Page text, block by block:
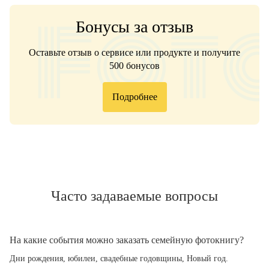
Бонусы за отзыв
Оставьте отзыв о сервисе или продукте и получите
500 бонусов
Подробнее
Часто задаваемые вопросы
На какие события можно заказать семейную фотокнигу?
Дни рождения, юбилеи, свадебные годовщины, Новый год.